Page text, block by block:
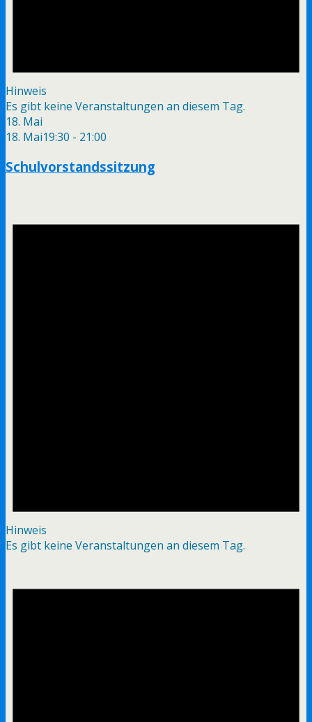
Hinweis
Es gibt keine Veranstaltungen an diesem Tag.
18. Mai
18. Mai19:30 - 21:00
Schulvorstandssitzung
Hinweis
Es gibt keine Veranstaltungen an diesem Tag.